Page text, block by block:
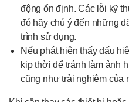
động ổn định. Các lỗi kỹ
đó hãy chú ý đến những
trình sử dụng.
Nếu phát hiện thấy dấu
kịp thời để tránh làm ảnh
cũng như trải nghiệm của